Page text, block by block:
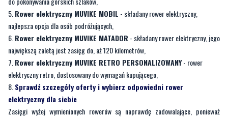
największą zaletą jest zasięg do, aż 120 kilometrów,
Rower elektryczny MUVIKE RETRO PERSONALIZOWANY
elektryczny retro, dostosowany do wymagań kupującego,
Sprawdź szczegóły oferty i wybierz odpowiedni rower
elektryczny dla siebie
Zasięgi wyżej wymienionych rowerów są naprawdę zadowalające, ponieważ
wynoszą od 65 do 120 kilometrów. Co pozwala na odbycie bardzo
satysfakcjonującej podróży rowerowej. Dzięki, której możemy zwiedzić pobliską
okolicę, wybrać się na dłuższą wyprawę, do pracy, czy też każde inne miejsce